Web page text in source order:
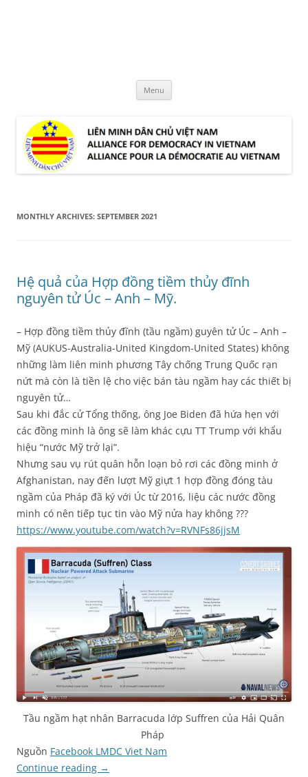
Menu
MONTHLY ARCHIVES: SEPTEMBER 2021
Hệ quả của Hợp đồng tiềm thủy đĩnh
nguyên tử Úc – Anh – Mỹ.
– Hợp đồng tiềm thủy đĩnh (tầu ngầm) guyên tử Úc – Anh –
Mỹ (AUKUS-Australia-United Kingdom-United States) không
những làm liên minh phương Tây chống Trung Quốc rạn
nứt mà còn là tiền lệ cho việc bán tàu ngầm hay các thiết bị
nguyên tử…
Sau khi đắc cử Tổng thống, ông Joe Biden đã hứa hẹn với
các đồng minh là ông sẽ làm khác cựu TT Trump với khẩu
hiệu “nước Mỹ trở lại”.
Nhưng sau vụ rút quân hỗn loạn bỏ rơi các đồng minh ở
Afghanistan, nay đến lượt Mỹ giựt 1 hợp đồng đóng tàu
ngầm của Pháp đã ký với Úc từ 2016, liệu các nước đồng
minh có nên tiếp tục tin vào Mỹ nửa hay không ???
https://www.youtube.com/watch?v=RVNFs86jjsM
Tầu ngầm hạt nhân Barracuda lớp Suffren của Hải Quân
Pháp
Nguồn Facebook LMDC Viet Nam
Continue reading →